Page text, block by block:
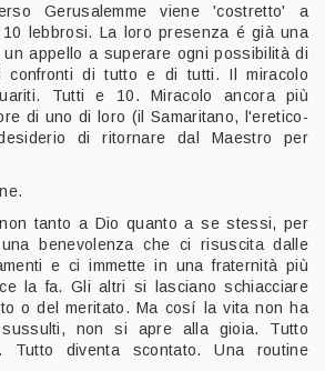
Gerusalemme viene 'costretto' a
lebbrosi. La loro presenza é già una
appello a superare ogni possibilità di
confronti di tutto e di tutti. Il miracolo
Tutti e 10. Miracolo ancora più
di uno di loro (il Samaritano, l'eretico-
di ritornare dal Maestro per
tanto a Dio quanto a se stessi, per
benevolenza che ci risuscita dalle
e ci immette in una fraternità più
la fa. Gli altri si lasciano schiacciare
o del meritato. Ma cosí la vita non ha
non si apre alla gioia. Tutto
Tutto diventa scontato. Una routine